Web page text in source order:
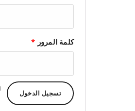
كلمة المرور *
تسجيل الدخول